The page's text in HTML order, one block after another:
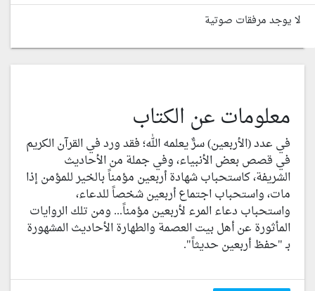
لا يوجد مرفقات صوتية
معلومات عن الكتاب
في عدد (الأربعين) سرٌّ يعلمه الله؛ فقد ورد في القرآن الكريم
في قصص بعض الأنبياء، وفي جملة من الأحاديث
الشريفة، كاستحباب شهادة أربعين مؤمناً بالخير للمؤمن إذا
مات، واستحباب اجتماع أربعين شخصاً للدعاء،
واستحباب دعاء المرء لأربعين مؤمناً... ومن تلك الروايات
المأثورة عن أهل بيت العصمة والطهارة الأحاديث المشهورة
بـ "حفظ أربعين حديثاً".